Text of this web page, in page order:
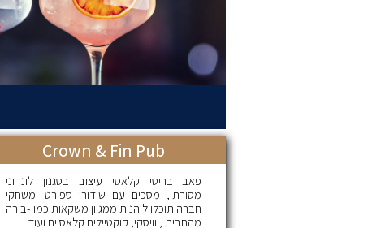
Crown & Fin Pub
פאב בריטי קלאסי עיצוב בסגנון לונדוני
מסורתי, מסכים עם שידורי ספורט ומשחקי
חברה תוכלו ליהנות ממגוון משקאות כמו -בירה
מהחבית , וויסקי, קוקטיילים קלאסיים ועוד